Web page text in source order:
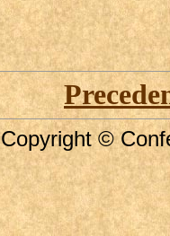
Copyright ©